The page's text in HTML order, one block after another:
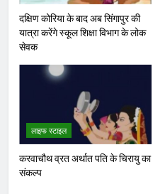
दक्षिण कोरिया के बाद अब सिंगापुर की
यात्रा करेंगे स्कूल शिक्षा विभाग के लोक
सेवक
लाइफ स्टाइल
करवाचौथ व्रत अर्थात पति के चिरायु का
संकल्प